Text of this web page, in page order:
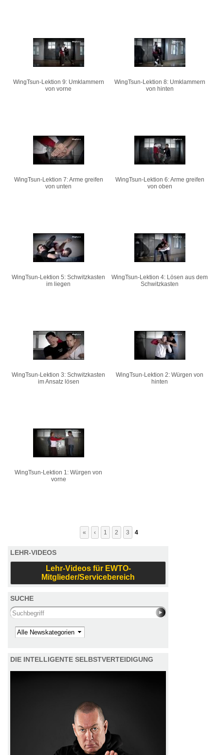
WingTsun-Lektion 9: Umklammern
von vorne
WingTsun-Lektion 8: Umklammern
von hinten
WingTsun-Lektion 7: Arme greifen
von unten
WingTsun-Lektion 6: Arme greifen
von oben
WingTsun-Lektion 5: Schwitzkasten
im liegen
WingTsun-Lektion 4: Lösen aus dem
Schwitzkasten
WingTsun-Lektion 3: Schwitzkasten
im Ansatz lösen
WingTsun-Lektion 2: Würgen von
hinten
WingTsun-Lektion 1: Würgen von
vorne
« ‹ 1 2 3 4
LEHR-VIDEOS
Lehr-Videos für EWTO-
Mitglieder/Servicebereich
SUCHE
Search this site
Kategorie
DIE INTELLIGENTE SELBSTVERTEIDIGUNG